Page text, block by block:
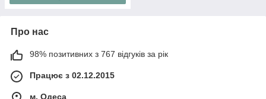
Про нас
98% позитивних з 767 відгуків за рік
Працює з 02.12.2015
м. Одеса